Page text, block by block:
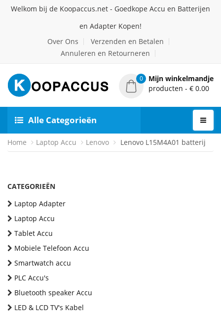
Welkom bij de Koopaccus.net - Goedkope Accu en Batterijen
en Adapter Kopen!
Over Ons
Verzenden en Betalen
Annuleren en Retourneren
0
Mijn winkelmandje
producten - € 0.00
Alle Categorieën
Home Laptop Accu Lenovo Lenovo L15M4A01 batterij
CATEGORIEËN
Laptop Adapter
Laptop Accu
Tablet Accu
Mobiele Telefoon Accu
Smartwatch accu
PLC Accu's
Bluetooth speaker Accu
LED & LCD TV's Kabel